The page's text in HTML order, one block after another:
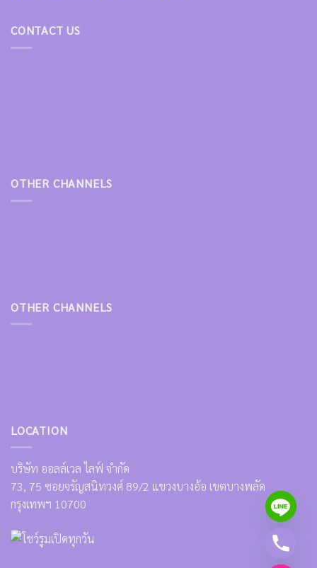
CONTACT US
OTHER CHANNELS
OTHER CHANNELS
LOCATION
บริษัท ออลล์เวล ไลฟ์ จำกัด
73, 75 ซอยจรัญสนิทวงศ์ 89/2 แขวงบางอ้อ เขตบางพลัด
กรุงเทพฯ 10700